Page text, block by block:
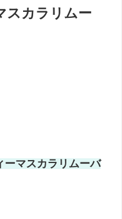
スカラリムー
ーマスカラリムーバ